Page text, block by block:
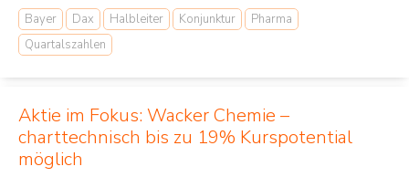
Bayer Dax Halbleiter Konjunktur
Pharma
Quartalszahlen
Aktie im Fokus: Wacker Chemie –
charttechnisch bis zu 19% Kurspotential
möglich